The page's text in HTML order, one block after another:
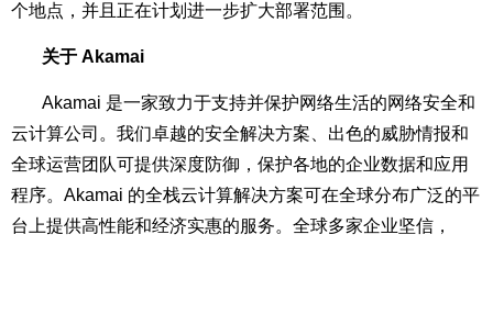
个地点，并且正在计划进一步扩大部署范围。
关于 Akamai
Akamai 是一家致力于支持并保护网络生活的网络安全和
云计算公司。我们卓越的安全解决方案、出色的威胁情报和
全球运营团队可提供深度防御，保护各地的企业数据和应用
程序。Akamai 的全栈云计算解决方案可在全球分布广泛的平
台上提供高性能和经济实惠的服务。全球多家企业坚信，